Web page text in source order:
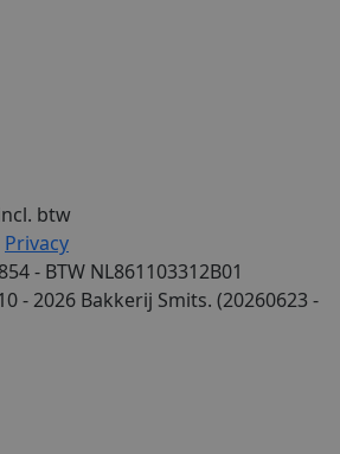
btw
Privacy
- BTW NL861103312B01
- 2026 Bakkerij Smits. (20260623 -